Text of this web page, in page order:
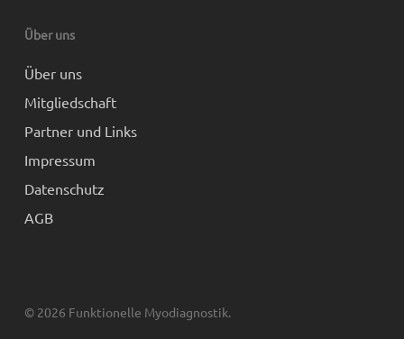
Über uns
Über uns
Mitgliedschaft
Partner und Links
Impressum
Datenschutz
AGB
© 2026 Funktionelle Myodiagnostik.